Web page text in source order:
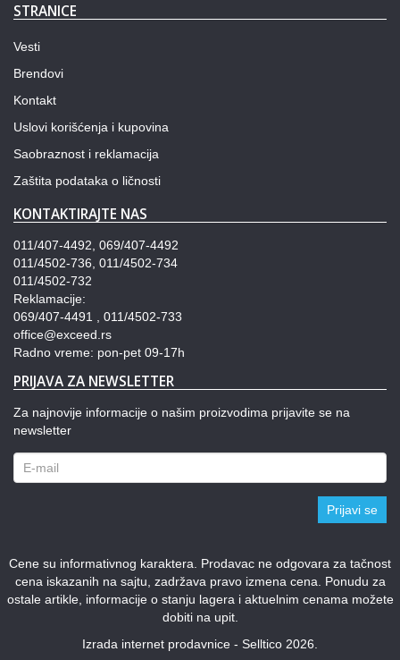
STRANICE
Vesti
Brendovi
Kontakt
Uslovi korišćenja i kupovina
Saobraznost i reklamacija
Zaštita podataka o ličnosti
KONTAKTIRAJTE NAS
011/407-4492, 069/407-4492
011/4502-736, 011/4502-734
011/4502-732
Reklamacije:
069/407-4491 , 011/4502-733
office@exceed.rs
Radno vreme: pon-pet 09-17h
PRIJAVA ZA NEWSLETTER
Za najnovije informacije o našim proizvodima prijavite se na
newsletter
Prijavi se
Cene su informativnog karaktera. Prodavac ne odgovara za tačnost
cena iskazanih na sajtu, zadržava pravo izmena cena. Ponudu za
ostale artikle, informacije o stanju lagera i aktuelnim cenama možete
dobiti na upit.
Izrada internet prodavnice - Selltico 2026.